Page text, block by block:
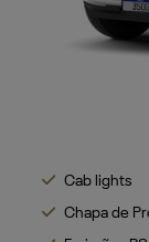
Cab lights
Chapa de